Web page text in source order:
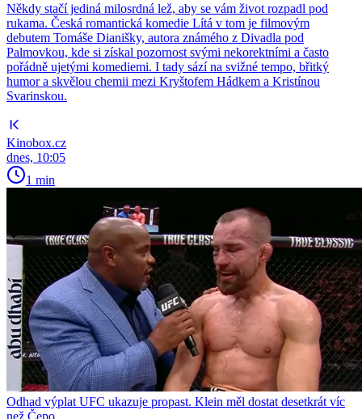
Někdy stačí jediná milosrdná lež, aby se vám život rozpadl pod
rukama. Česká romantická komedie Lítá v tom je filmovým
debutem Tomáše Dianišky, autora známého z Divadla pod
Palmovkou, kde si získal pozornost svými nekorektními a často
pořádně ujetými komediemi. I tady sází na svižné tempo, břitký
humor a skvělou chemii mezi Kryštofem Hádkem a Kristínou
Svarinskou.
Kinobox.cz
dnes, 10:05
1 min
Odhad výplat UFC ukazuje propast. Klein měl dostat desetkrát víc
než Čepo